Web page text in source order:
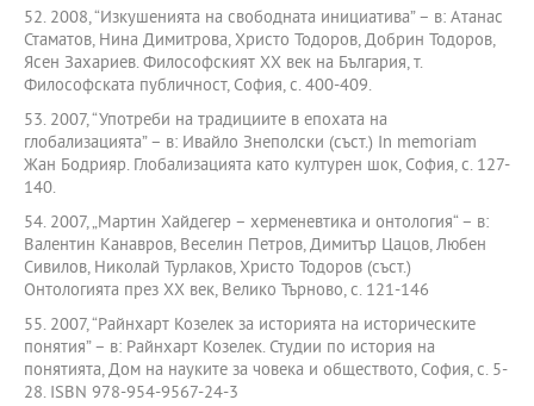
52. 2008, “Изкушенията на свободната инициатива” – в: Атанас
Стаматов, Нина Димитрова, Христо Тодоров, Добрин Тодоров,
Ясен Захариев. Философският ХХ век на България, т.
Философската публичност, София, с. 400-409.
53. 2007, “Употреби на традициите в епохата на
глобализацията” – в: Ивайло Знеполски (съст.) In memoriam
Жан Бодрияр. Глобализацията като културен шок, София, с. 127-
140.
54. 2007, „Мартин Хайдегер – херменевтика и онтология“ – в:
Валентин Канавров, Веселин Петров, Димитър Цацов, Любен
Сивилов, Николай Турлаков, Христо Тодоров (съст.)
Онтологията през ХХ век, Велико Търново, с. 121-146
55. 2007, “Райнхарт Козелек за историята на историческите
понятия” – в: Райнхарт Козелек. Студии по история на
понятията, Дом на науките за човека и обществото, София, с. 5-
28. ISBN 978-954-9567-24-3